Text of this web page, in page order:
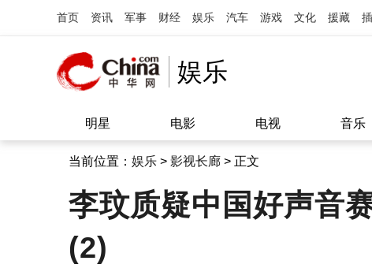
首页 资讯 军事 财经 娱乐 汽车 游戏 文化 援藏
娱乐
明星 电影 电视 音乐
当前位置： 娱乐 > 影视长廊 > 正文
李玟质疑中国好声音
(2)